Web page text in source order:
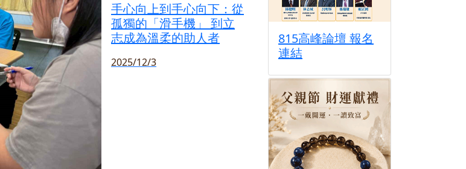
手心向上到手心向下：從
孤獨的「滑手機」 到立
志成為溫柔的助人者
2025/12/3
815高峰論壇 報名
連結